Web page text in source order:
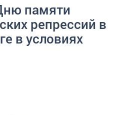
памяти
репрессий в
в условиях